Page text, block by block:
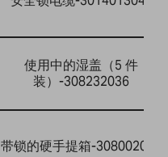
使用中的湿盖（5 件
装）-308232036
带锁的硬手提箱-308002042